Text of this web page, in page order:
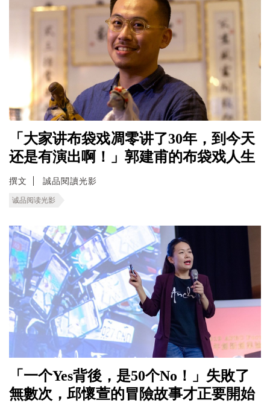
「大家讲布袋戏凋零讲了30年，到今天
还是有演出啊！」郭建甫的布袋戏人生
撰文 誠品閱讀光影
诚品阅读光影
「一个Yes背後，是50个No！」失敗了
無數次，邱懷萱的冒險故事才正要開始